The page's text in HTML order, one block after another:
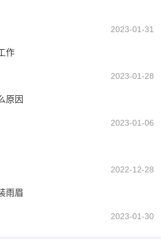
2023-01-31
作
2023-01-28
原因
2023-01-06
2022-12-28
雨眉
2023-01-30